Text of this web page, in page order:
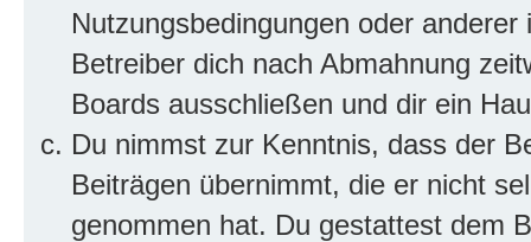
Nutzungsbedingungen oder
Betreiber dich nach Abmahnung
Boards ausschließen und dir ein
Du nimmst zur Kenntnis, dass der
Beiträgen übernimmt, die er nicht
genommen hat. Du gestattest dem